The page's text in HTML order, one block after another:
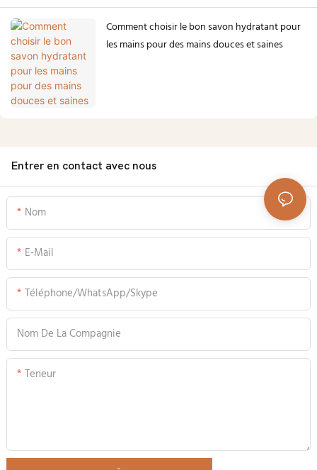
Comment choisir le bon savon hydratant pour
les mains pour des mains douces et saines
Entrer en contact avec nous
Nom
E-Mail
Téléphone/WhatsApp/Skype
Nom De La Compagnie
Teneur